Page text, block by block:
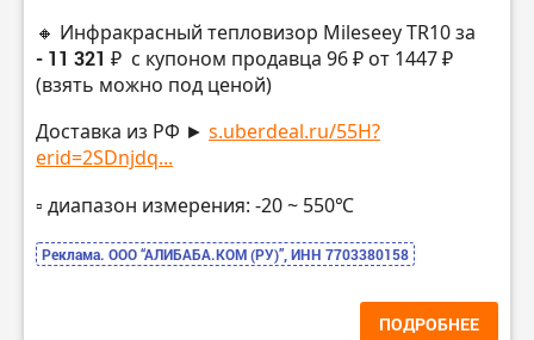
🔸 Инфракрасный тепловизор Mileseey TR10 за
- 11 321 ₽ с купоном продавца 96 ₽ от 1447 ₽
(взять можно под ценой)
Доставка из РФ ► s.uberdeal.ru/55H?
erid=2SDnjdq...
▫️ диапазон измерения: -20 ~ 550℃
Реклама. ООО “АЛИБАБА.КОМ (РУ)”, ИНН 7703380158
ПОДРОБНЕЕ